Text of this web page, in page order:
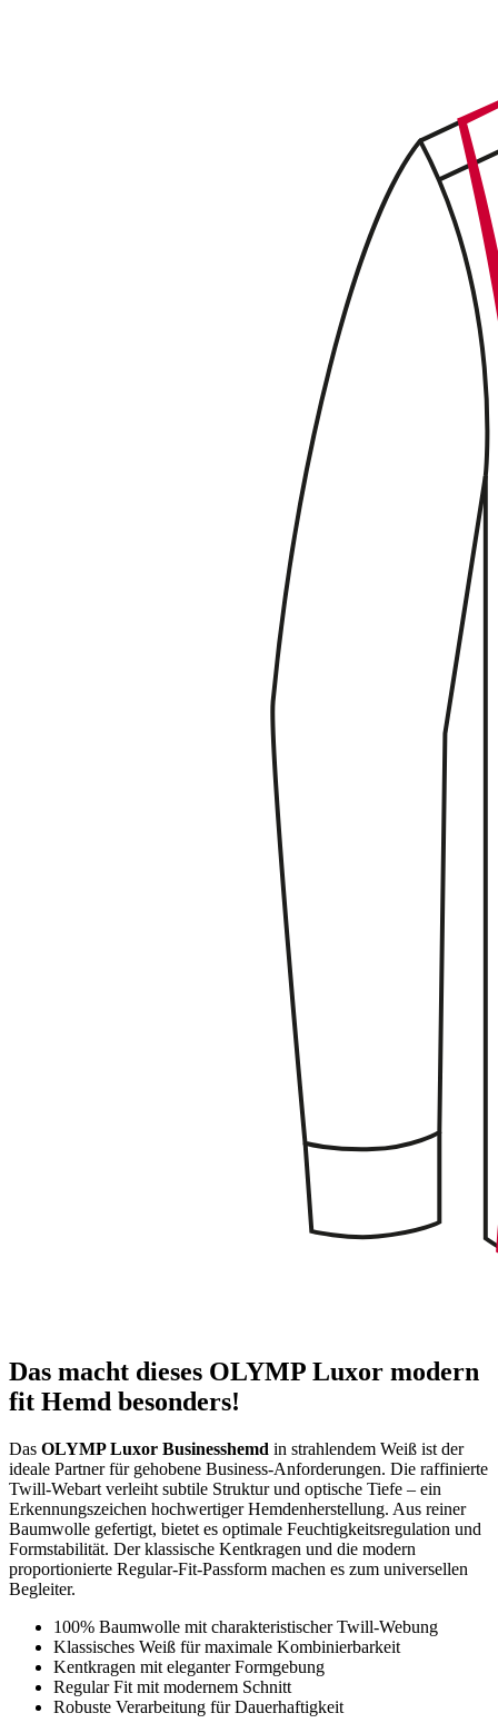
Das macht dieses OLYMP Luxor modern
fit Hemd besonders!
Das OLYMP Luxor Businesshemd in strahlendem Weiß ist der
ideale Partner für gehobene Business-Anforderungen. Die raffinierte
Twill-Webart verleiht subtile Struktur und optische Tiefe – ein
Erkennungszeichen hochwertiger Hemdenherstellung. Aus reiner
Baumwolle gefertigt, bietet es optimale Feuchtigkeitsregulation und
Formstabilität. Der klassische Kentkragen und die modern
proportionierte Regular-Fit-Passform machen es zum universellen
Begleiter.
100% Baumwolle mit charakteristischer Twill-Webung
Klassisches Weiß für maximale Kombinierbarkeit
Kentkragen mit eleganter Formgebung
Regular Fit mit modernem Schnitt
Robuste Verarbeitung für Dauerhaftigkeit